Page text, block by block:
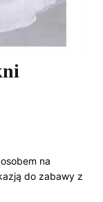
na
do zabawy z